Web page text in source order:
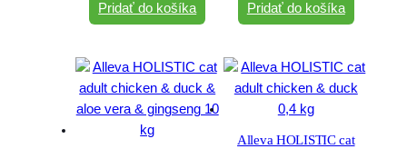
Pridať do košíka
Pridať do košíka
Alleva HOLISTIC cat